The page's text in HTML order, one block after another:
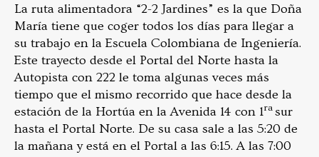
La ruta alimentadora “2-2 Jardines” es la que Doña
María tiene que coger todos los días para llegar a
su trabajo en la Escuela Colombiana de Ingeniería.
Este trayecto desde el Portal del Norte hasta la
Autopista con 222 le toma algunas veces más
tiempo que el mismo recorrido que hace desde la
estación de la Hortúa en la Avenida 14 con 1rasur
hasta el Portal Norte. De su casa sale a las 5:20 de
la mañana y está en el Portal a las 6:15. A las 7:00